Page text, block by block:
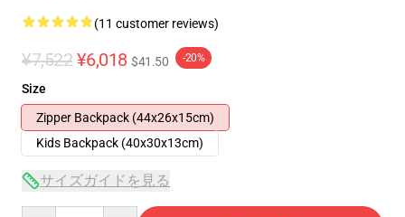
(11 customer reviews)
¥7,522 ¥6,018 $41.50 -20%
Size
Zipper Backpack (44x26x15cm)
Kids Backpack (40x30x13cm)
サイズガイドを見る